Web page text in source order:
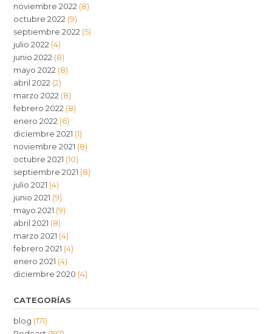
noviembre 2022 (8)
octubre 2022 (9)
septiembre 2022 (5)
julio 2022 (4)
junio 2022 (8)
mayo 2022 (8)
abril 2022 (2)
marzo 2022 (8)
febrero 2022 (8)
enero 2022 (6)
diciembre 2021 (1)
noviembre 2021 (8)
octubre 2021 (10)
septiembre 2021 (8)
julio 2021 (4)
junio 2021 (9)
mayo 2021 (9)
abril 2021 (8)
marzo 2021 (4)
febrero 2021 (4)
enero 2021 (4)
diciembre 2020 (4)
CATEGORÍAS
blog (171)